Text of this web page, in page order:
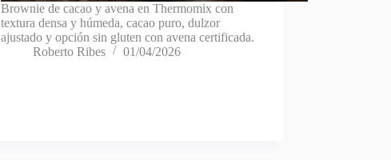
Brownie de cacao y avena en Thermomix con
textura densa y húmeda, cacao puro, dulzor
ajustado y opción sin gluten con avena certificada.
Roberto Ribes
01/04/2026